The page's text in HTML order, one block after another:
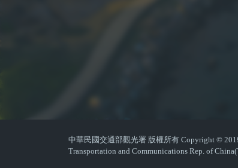
中華民國交通部觀光署 版權所有 Copyright ©
Transportation and Communications Rep. of